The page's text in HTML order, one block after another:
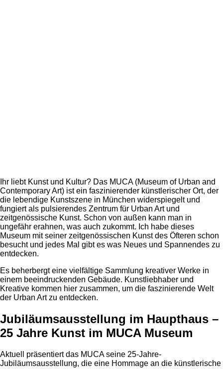
Ihr liebt Kunst und Kultur? Das MUCA (Museum of Urban and
Contemporary Art) ist ein faszinierender künstlerischer Ort, der
die lebendige Kunstszene in München widerspiegelt und
fungiert als pulsierendes Zentrum für Urban Art und
zeitgenössische Kunst. Schon von außen kann man in
ungefähr erahnen, was auch zukommt. Ich habe dieses
Museum mit seiner zeitgenössischen Kunst des Öfteren schon
besucht und jedes Mal gibt es was Neues und Spannendes zu
entdecken.
Es beherbergt eine vielfältige Sammlung kreativer Werke in
einem beeindruckenden Gebäude. Kunstliebhaber und
Kreative kommen hier zusammen, um die faszinierende Welt
der Urban Art zu entdecken.
Jubiläumsausstellung im Haupthaus –
25 Jahre Kunst im MUCA Museum
Aktuell präsentiert das MUCA seine 25-Jahre-
Jubiläumsausstellung, die eine Hommage an die künstlerische